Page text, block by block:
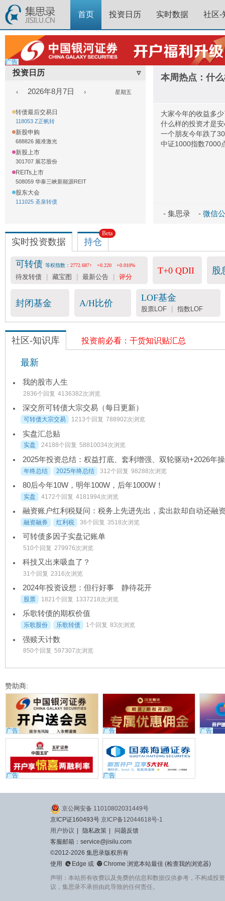
首页 投资日历 实时数据 社区-
广告
投资日历 ▿
‹ 2026年8月7日 › 星期五
转债最后交易日
118053 Z正帆转
新股申购
688826 频准激光
新股上市
301707 展芯股份
REITs上市
508059 华泰三峡新能源REIT
股东大会
111025 圣泉转债
收费数据
可转债评分表 -- 36元/月
本周热点：什
大家今年的收益多
什么样的投资才是
一个朋友今年跌了
中证1000指数7000
- 集思录 - 微信
实时投资数据 持仓
Beta
可转债 等权指数： 2772.687↑ +0.220 +0.010%
待发转债 藏宝图 最新公告 评分
T+0 QDII 股
封闭基金 A/H比价
LOF基金
股票LOF | 指数LOF
社区-知识库 投资前必看：干货知识贴汇总
最新
我的股市人生
2836个回复 4136382次浏览
深交所可转债大宗交易（每日更新）
可转债大宗交易 1213个回复 788902次浏览
实盘汇总贴
实盘 24188个回复 58810034次浏览
年终总结 2025年终总结 312个回复 98288次浏览
80后今年10W，明年100W，后年1000W！
实盘 4172个回复 4181994次浏览
融资融券 红利税 36个回复 3518次浏览
可转债多因子实盘记账单
510个回复 279976次浏览
科技又出来吸血了？
31个回复 2316次浏览
2024年投资设想：但行好事 静待花开
股票 1821个回复 1337218次浏览
乐歌转债的期权价值
乐歌股份 乐歌转债 1个回复 83次浏览
强赎天计数
850个回复 597307次浏览
赞助商:
广告 广告 广告
广告 广告
京公网安备 11010802031449号
京ICP证160493号 京ICP备12044618号-1
用户协议
隐私政策
问题反馈
客服邮箱：service@jisilu.com
©2012-2026 集思录版权所有
使用
 Edge 或 Chrome 浏览本站最佳 (检查我的浏览器)
声明：本站所有收费以及免费的信息和数据仅供参考，不构成投
议，集思录不承担由此导致的任何责任。